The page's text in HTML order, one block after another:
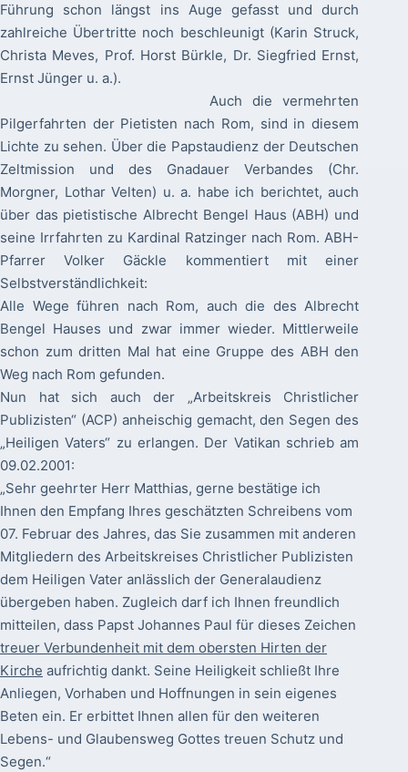
Führung schon längst ins Auge gefasst und durch
zahlreiche Übertritte noch beschleunigt (Karin Struck,
Christa Meves, Prof. Horst Bürkle, Dr. Siegfried Ernst,
Ernst Jünger u. a.).
Auch die vermehrten
Pilgerfahrten der Pietisten nach Rom, sind in diesem
Lichte zu sehen. Über die Papstaudienz der Deutschen
Zeltmission und des Gnadauer Verbandes (Chr.
Morgner, Lothar Velten) u. a. habe ich berichtet, auch
über das pietistische Albrecht Bengel Haus (ABH) und
seine Irrfahrten zu Kardinal Ratzinger nach Rom. ABH-
Pfarrer Volker Gäckle kommentiert mit einer
Selbstverständlichkeit:
Alle Wege führen nach Rom, auch die des Albrecht
Bengel Hauses und zwar immer wieder. Mittlerweile
schon zum dritten Mal hat eine Gruppe des ABH den
Weg nach Rom gefunden.
Nun hat sich auch der „Arbeitskreis Christlicher
Publizisten“ (ACP) anheischig gemacht, den Segen des
„Heiligen Vaters“ zu erlangen. Der Vatikan schriebam
09.02.2001:
„Sehr geehrter Herr Matthias, gerne bestätige ich
Ihnen den Empfang Ihres geschätzten Schreibens vom
07. Februar des Jahres, das Sie zusammen mit anderen
Mitgliedern des Arbeitskreises Christlicher Publizisten
dem Heiligen Vater anlässlich der Generalaudienz
übergeben haben. Zugleich darf ich Ihnen freundlich
mitteilen, dass Papst Johannes Paul für dieses Zeichen
treuer Verbundenheit mit dem obersten Hirten der
Kirche aufrichtig dankt. Seine Heiligkeit schließt Ihre
Anliegen, Vorhaben und Hoffnungen in sein eigenes
Beten ein. Er erbittet Ihnen allen für den weiteren
Lebens- und Glaubensweg Gottes treuen Schutz und
Segen.“